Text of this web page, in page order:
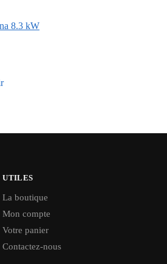
8.3 kW
UTILES
La boutique
Mon compte
Votre panier
Contactez-nous